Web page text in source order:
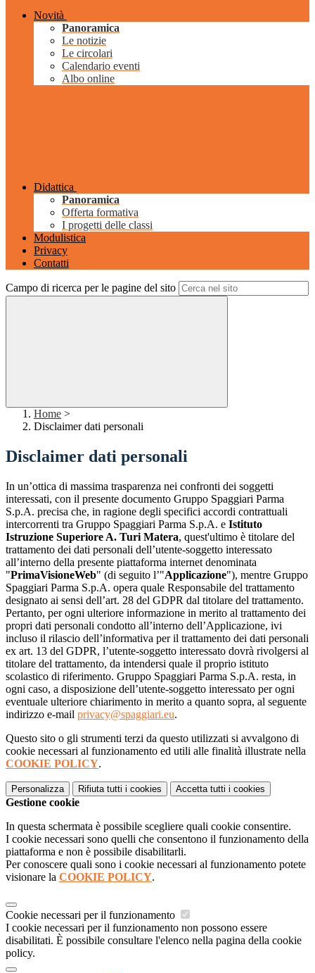
Novità
Panoramica
Le notizie
Le circolari
Calendario eventi
Albo online
Didattica
Panoramica
Offerta formativa
I progetti delle classi
Modulistica
Privacy
Contatti
Campo di ricerca per le pagine del sito
Home >
Disclaimer dati personali
Disclaimer dati personali
In un’ottica di massima trasparenza nei confronti dei soggetti
interessati, con il presente documento Gruppo Spaggiari Parma
S.p.A. precisa che, in ragione degli specifici accordi contrattuali
intercorrenti tra Gruppo Spaggiari Parma S.p.A. e Istituto
Istruzione Superiore A. Turi Matera, quest'ultimo è titolare del
trattamento dei dati personali dell’utente-soggetto interessato
all’interno della presente piattaforma internet denominata
"PrimaVisioneWeb" (di seguito l’"Applicazione"), mentre Gruppo
Spaggiari Parma S.p.A. opera quale Responsabile del trattamento
designato ai sensi dell’art. 28 del GDPR dal titolare del trattamento.
Pertanto, per ogni ulteriore informazione in merito al trattamento dei
propri dati personali condotto all’interno dell’Applicazione, ivi
incluso il rilascio dell’informativa per il trattamento dei dati personali
ex art. 13 del GDPR, l’utente-soggetto interessato dovrà rivolgersi al
titolare del trattamento, da intendersi quale il proprio istituto
scolastico di riferimento. Gruppo Spaggiari Parma S.p.A. resta, in
ogni caso, a disposizione dell’utente-soggetto interessato per ogni
eventuale ulteriore chiarimento in merito a quanto sopra, al seguente
indirizzo e-mail privacy@spaggiari.eu.
Questo sito o gli strumenti terzi da questo utilizzati si avvalgono di
cookie necessari al funzionamento ed utili alle finalità illustrate nella
COOKIE POLICY.
Personalizza Rifiuta tutti i cookies Accetta tutti i cookies
Gestione cookie
In questa schermata è possibile scegliere quali cookie consentire.
I cookie necessari sono quelli che consentono il funzionamento della
piattaforma e non è possibile disabilitarli.
Per conoscere quali sono i cookie necessari al funzionamento potete
visionare la COOKIE POLICY.
Cookie necessari per il funzionamento
I cookie necessari per il funzionamento non possono essere
disabilitati. È possibile consultare l'elenco nella pagina della cookie
policy.